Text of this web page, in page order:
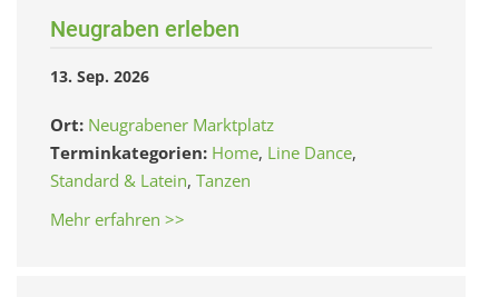
Neugraben erleben
13. Sep. 2026
Ort: Neugrabener Marktplatz
Terminkategorien: Home, Line Dance,
Standard & Latein, Tanzen
Mehr erfahren >>